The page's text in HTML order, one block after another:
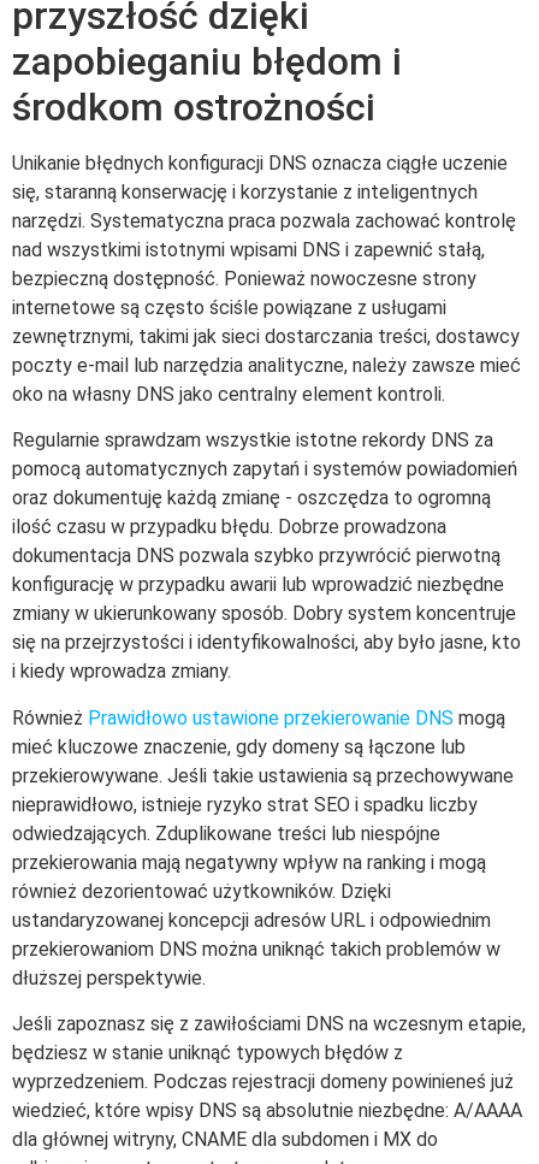
przyszłość dzięki
zapobieganiu błędom i
środkom ostrożności
Unikanie błędnych konfiguracji DNS oznacza ciągłe uczenie
się, staranną konserwację i korzystanie z inteligentnych
narzędzi. Systematyczna praca pozwala zachować kontrolę
nad wszystkimi istotnymi wpisami DNS i zapewnić stałą,
bezpieczną dostępność. Ponieważ nowoczesne strony
internetowe są często ściśle powiązane z usługami
zewnętrznymi, takimi jak sieci dostarczania treści, dostawcy
poczty e-mail lub narzędzia analityczne, należy zawsze mieć
oko na własny DNS jako centralny element kontroli.
Regularnie sprawdzam wszystkie istotne rekordy DNS za
pomocą automatycznych zapytań i systemów powiadomień
oraz dokumentuję każdą zmianę - oszczędza to ogromną
ilość czasu w przypadku błędu. Dobrze prowadzona
dokumentacja DNS pozwala szybko przywrócić pierwotną
konfigurację w przypadku awarii lub wprowadzić niezbędne
zmiany w ukierunkowany sposób. Dobry system koncentruje
się na przejrzystości i identyfikowalności, aby było jasne, kto
i kiedy wprowadza zmiany.
Również Prawidłowo ustawione przekierowanie DNS mogą
mieć kluczowe znaczenie, gdy domeny są łączone lub
przekierowywane. Jeśli takie ustawienia są przechowywane
nieprawidłowo, istnieje ryzyko strat SEO i spadku liczby
odwiedzających. Zduplikowane treści lub niespójne
przekierowania mają negatywny wpływ na ranking i mogą
również dezorientować użytkowników. Dzięki
ustandaryzowanej koncepcji adresów URL i odpowiednim
przekierowaniom DNS można uniknąć takich problemów w
dłuższej perspektywie.
Jeśli zapoznasz się z zawiłościami DNS na wczesnym etapie,
będziesz w stanie uniknąć typowych błędów z
wyprzedzeniem. Podczas rejestracji domeny powinieneś już
wiedzieć, które wpisy DNS są absolutnie niezbędne: A/AAAA
dla głównej witryny, CNAME dla subdomen i MX do